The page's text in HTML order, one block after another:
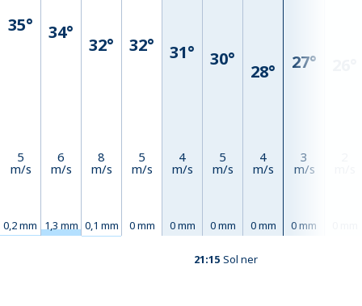
35°
5
m/s
0,2 mm
34°
6
m/s
1,3 mm
32°
8
m/s
0,1 mm
32°
5
m/s
0 mm
31°
4
m/s
0 mm
30°
5
m/s
0 mm
28°
4
m/s
0 mm
27°
3
m/s
0 mm
21:15 Sol ner